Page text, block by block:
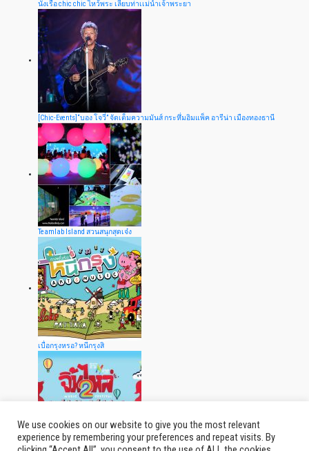
นั่งเรือ chic chic ไหว้พระ เลียบท่าเเม่น้ำเจ้าพระยา
[Chic-Events]“บอง โจวี่” จัดเต็มความมันส์ กระหึ่มอิมแพ็ค อารีน่า เมืองทองธานี
Teamlab Island สวนสนุกสุดเจ๋ง
เบื่อกรุงหรอ? หนีกรุงสิ
We use cookies on our website to give you the most relevant
experience by remembering your preferences and repeat visits. By